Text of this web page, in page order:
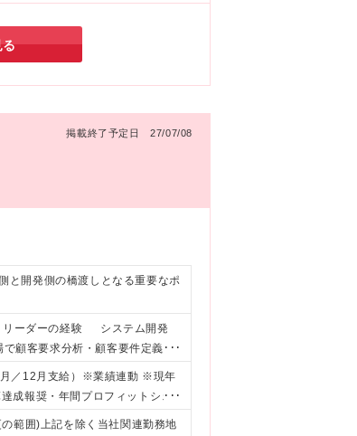
る
掲載終了予定日 27/07/08
と開発側の橋渡しとなる重要なポ
リーダーの経験 システム開発
顧客要求分析・顧客要件定義か
発する上でスケジュール工数の
成ではなく、システムそのも
システムのリプレイスという大
得意な方 ■プロダクトの開発を
／12月支給）※業績連動 ※現年
成報奨・年間プロフィットシェ
・給与・福利厚生の差異はあり
範囲)上記を除く当社関連勤務地